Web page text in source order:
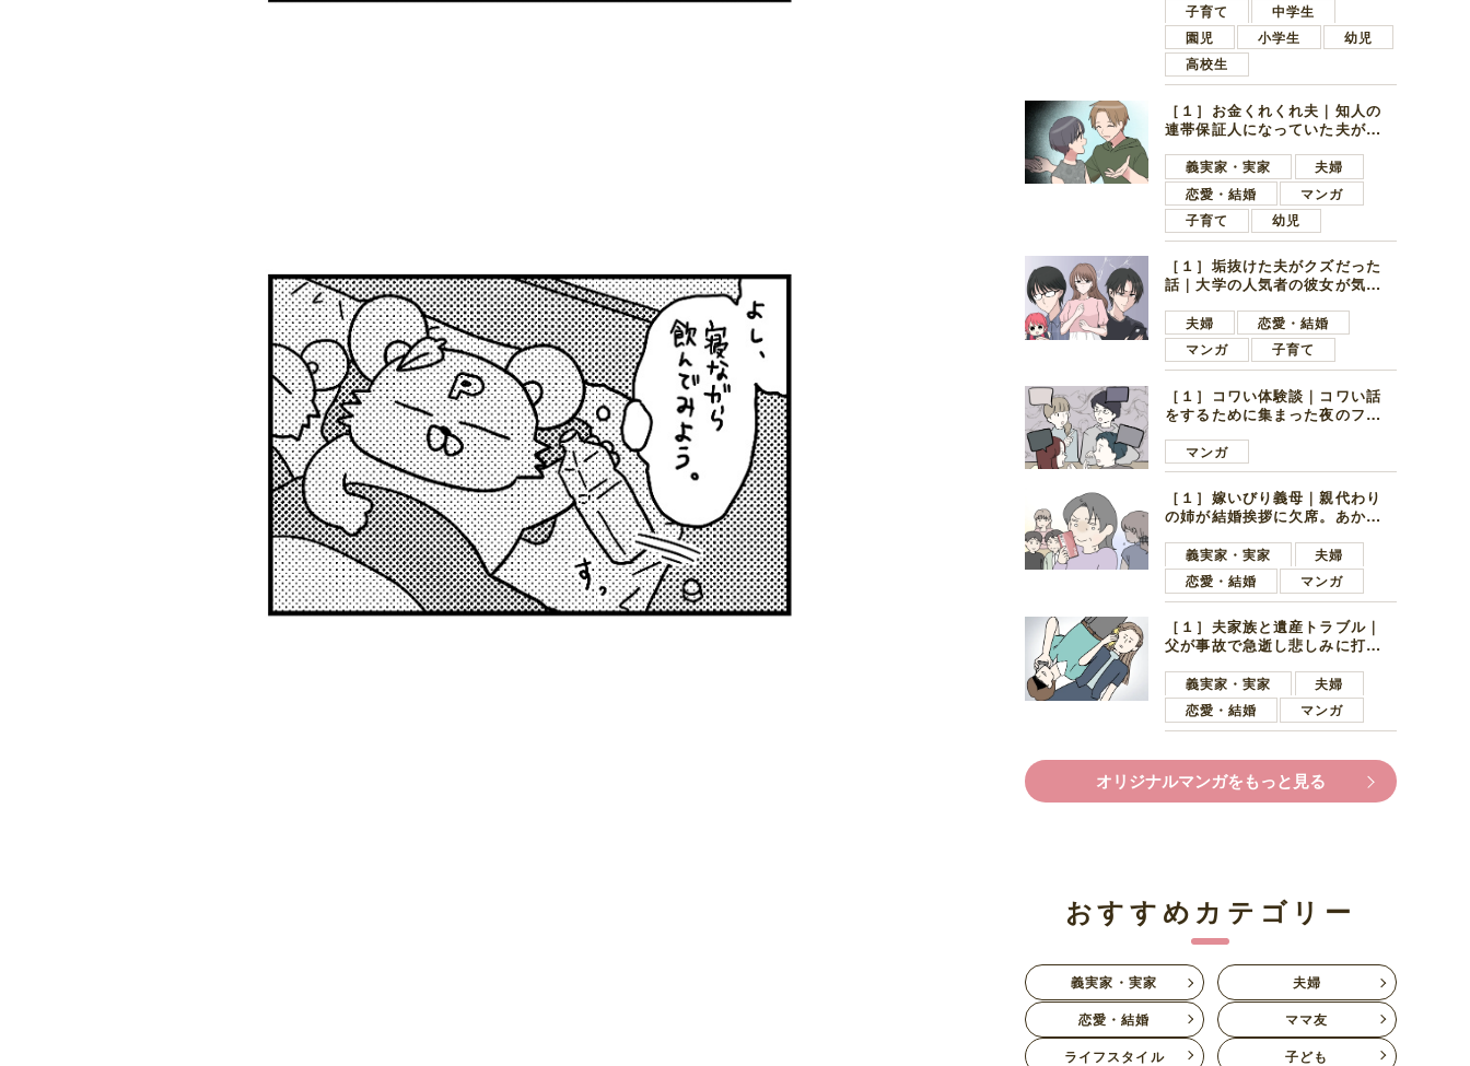
子育て
中学生
園児
小学生
幼児
高校生
［１］お金くれくれ夫｜知人の
連帯保証人になっていた夫が家
言ってきた
義実家・実家
夫婦
恋愛・結婚
マンガ
子育て
幼児
［１］垢抜けた夫がクズだった
話｜大学の人気者の彼女が気に
子学生
夫婦
恋愛・結婚
マンガ
子育て
［１］コワい体験談｜コワい話
をするために集まった夜のファ
好きの男の子ママ
マンガ
［１］嫁いびり義母｜親代わり
の姉が結婚挨拶に欠席。あから
義実家・実家
夫婦
恋愛・結婚
マンガ
［１］夫家族と遺産トラブル｜
父が事故で急逝し悲しみに打ち
ます夫
義実家・実家
夫婦
恋愛・結婚
マンガ
オリジナルマンガをもっと見る
おすすめカテゴリー
義実家・実家
夫婦
恋愛・結婚
ママ友
ライフスタイル
子ども